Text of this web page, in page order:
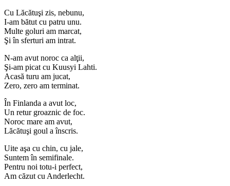
Cu Lăcătuşi zis, nebunu,
I-am bătut cu patru unu.
Multe goluri am marcat,
Şi în sferturi am intrat.
N-am avut noroc ca alţii,
Şi-am picat cu Kuusyi Lahti.
Acasă turu am jucat,
Zero, zero am terminat.
În Finlanda a avut loc,
Un retur groaznic de foc.
Noroc mare am avut,
Lăcătuşi goul a înscris.
Uite aşa cu chin, cu jale,
Suntem în semifinale.
Pentru noi totu-i perfect,
Am căzut cu Anderlecht.